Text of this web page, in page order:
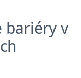
bariéry v